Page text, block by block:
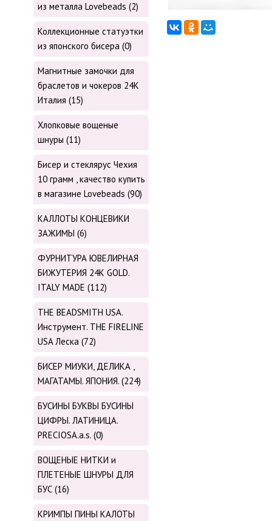
из металла Lovebeads (2)
Коллекционные статуэтки
из японского бисера (0)
Магнитные замочки для
браслетов и чокеров 24К
Италия (15)
Хлопковые вощеные
шнуры (11)
Бисер и стеклярус Чехия
10 грамм , качество купить
в магазине Lovebeads (90)
КАЛЛОТЫ КОНЦЕВИКИ
ЗАЖИМЫ (6)
ФУРНИТУРА ЮВЕЛИРНАЯ
БИЖУТЕРИЯ 24К GOLD.
ITALY MADE (112)
THE BEADSMITH USA.
Инструмент. THE FIRELINE
USA Леска (72)
БИСЕР МИУКИ, ДЕЛИКА ,
МАГАТАМЫ. ЯПОНИЯ. (224)
БУСИНЫ БУКВЫ БУСИНЫ
ЦИФРЫ. ЛАТИНИЦА.
PRECIOSA.a.s. (0)
ВОЩЕНЫЕ НИТКИ и
ПЛЕТЕНЫЕ ШНУРЫ ДЛЯ
БУС (16)
КРИМПЫ ПИНЫ КАЛОТЫ